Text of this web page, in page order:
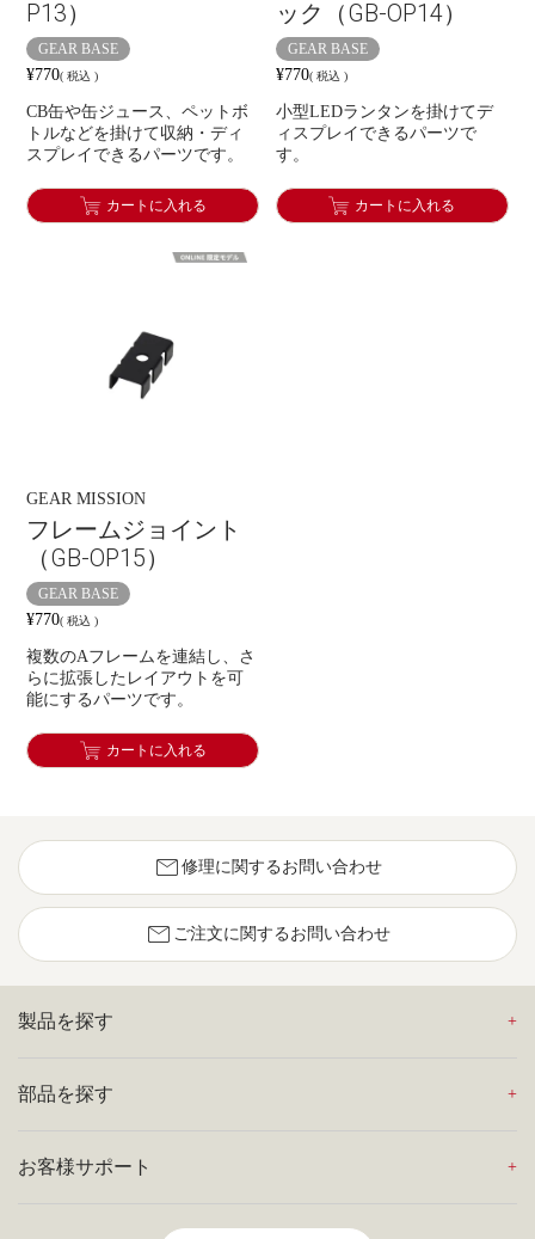
P13）
GEAR BASE
¥770 税込
CB缶や缶ジュース、ペットボ
トルなどを掛けて収納・ディ
スプレイできるパーツです。
カートに入れる
ック（GB-OP14）
GEAR BASE
¥770 税込
小型LEDランタンを掛けてデ
ィスプレイできるパーツで
す。
カートに入れる
GEAR MISSION
フレームジョイント
（GB-OP15）
GEAR BASE
¥770 税込
複数のAフレームを連結し、さ
らに拡張したレイアウトを可
能にするパーツです。
カートに入れる
mail 修理に関するお問い合わせ
mail ご注文に関するお問い合わせ
製品を探す
部品を探す
お客様サポート